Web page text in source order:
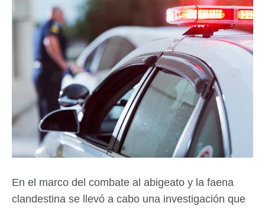
En el marco del combate al abigeato y la faena
clandestina se llevó a cabo una investigación que